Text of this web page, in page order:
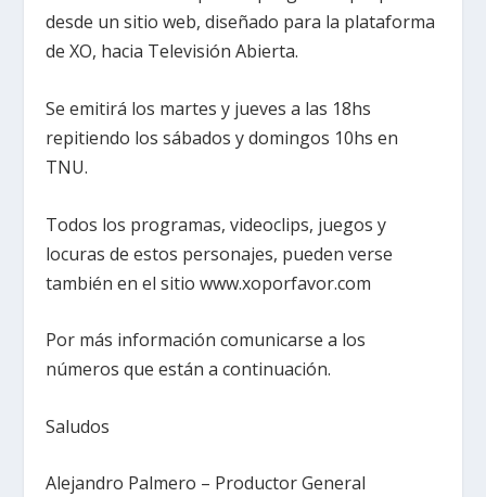
desde un sitio web, diseñado para la plataforma
de XO, hacia Televisión Abierta.
Se emitirá los martes y jueves a las 18hs
repitiendo los sábados y domingos 10hs en
TNU.
Todos los programas, videoclips, juegos y
locuras de estos personajes, pueden verse
también en el sitio www.xoporfavor.com
Por más información comunicarse a los
números que están a continuación.
Saludos
Alejandro Palmero – Productor General